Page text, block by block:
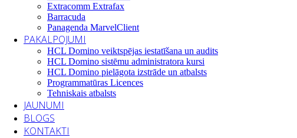
Extracomm Extrafax
Barracuda
Panagenda MarvelClient
PAKALPOJUMI
HCL Domino veiktspējas iestatīšana un audits
HCL Domino sistēmu administratora kursi
HCL Domino pielāgota izstrāde un atbalsts
Programmatūras Licences
Tehniskais atbalsts
JAUNUMI
BLOGS
KONTAKTI